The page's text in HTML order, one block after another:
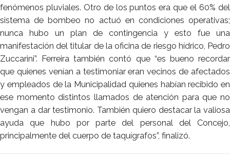
fenómenos pluviales. Otro de los puntos era que el 60% del
sistema de bombeo no actuó en condiciones operativas;
nunca hubo un plan de contingencia y esto fue una
manifestación del titular de la oficina de riesgo hídrico, Pedro
Zuccarini”. Ferreira también contó que “es bueno recordar
que quienes venían a testimoniar eran vecinos de afectados
y empleados de la Municipalidad quienes habían recibido en
ese momento distintos llamados de atención para que no
vengan a dar testimonio. También quiero destacar la valiosa
ayuda que hubo por parte del personal del Concejo,
principalmente del cuerpo de taquígrafos”, finalizó.